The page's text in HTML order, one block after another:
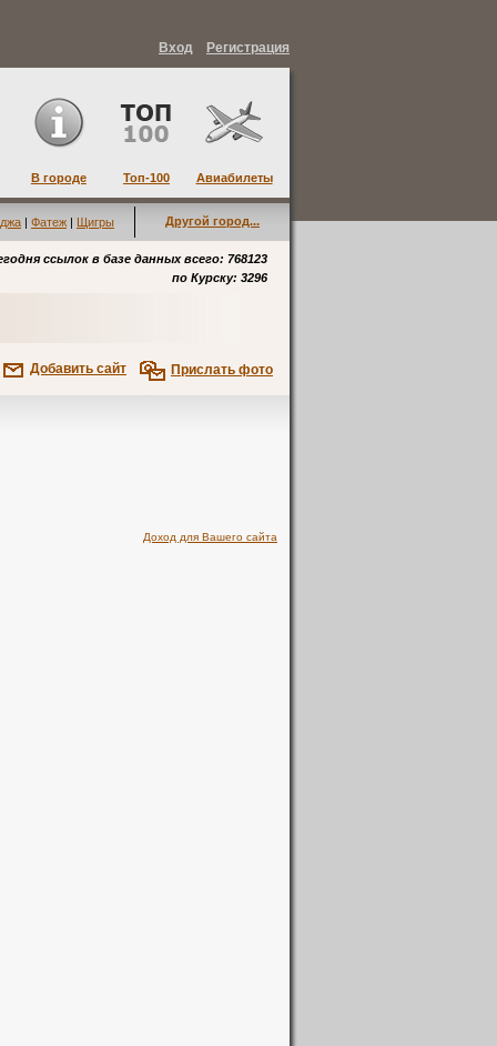
Вход Регистрация
В городе Топ-100 Авиабилеты
| Фатеж | Щигры Другой город...
ссылок в базе данных всего: 768123
по Курску: 3296
Прислать фото
Добавить сайт
Доход для Вашего сайта